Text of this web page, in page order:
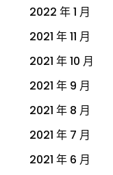
2022 年 1 月
2021 年 11 月
2021 年 10 月
2021 年 9 月
2021 年 8 月
2021 年 7 月
2021 年 6 月